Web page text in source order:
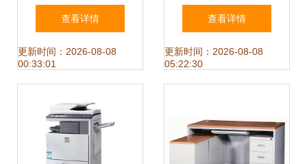
写字楼，开启高效
办公新篇
查看详情
更新时间：2026-08-08
00:33:01
讯设备的和谐共处
之道
查看详情
更新时间：2026-08-08
05:22:30